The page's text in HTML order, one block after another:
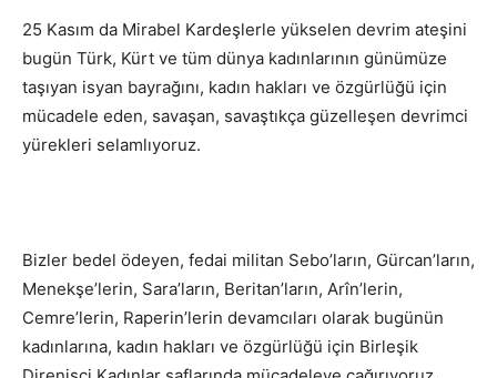
25 Kasım da Mirabel Kardeşlerle yükselen devrim ateşini
bugün Türk, Kürt ve tüm dünya kadınlarının günümüze
taşıyan isyan bayrağını, kadın hakları ve özgürlüğü için
mücadele eden, savaşan, savaştıkça güzelleşen devrimci
yürekleri selamlıyoruz.
Bizler bedel ödeyen, fedai militan Sebo’ların, Gürcan’ların,
Menekşe’lerin, Sara’ların, Beritan’ların, Arîn’lerin,
Cemre’lerin, Raperin’lerin devamcıları olarak bugünün
kadınlarına, kadın hakları ve özgürlüğü için Birleşik